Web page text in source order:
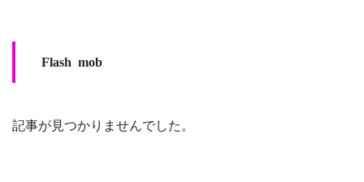
Flash mob
記事が見つかりませんでした。